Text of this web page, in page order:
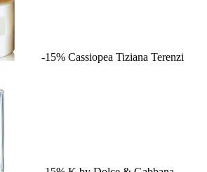
-15% Cassiopea Tiziana Terenzi